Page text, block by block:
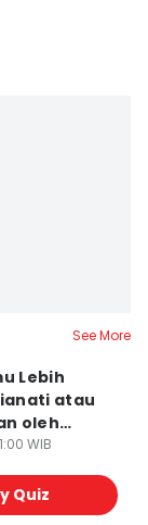
See More
Lebih
atau
oleh
WIB
Quiz